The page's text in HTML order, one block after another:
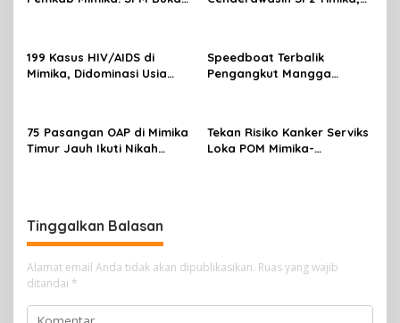
199 Kasus HIV/AIDS di
Mimika, Didominasi Usia
Speedboat Terbalik
Pengangkut Mangga
75 Pasangan OAP di Mimika
Timur Jauh Ikuti Nikah
Tekan Risiko Kanker Serviks
Loka POM Mimika-
Tinggalkan Balasan
Alamat email Anda tidak akan dipublikasikan. Ruas yang wajib
ditandai *